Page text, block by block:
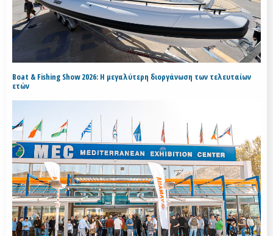
Boat & Fishing Show 2026: Η μεγαλύτερη διοργάνωση των τελευταίων
ετών